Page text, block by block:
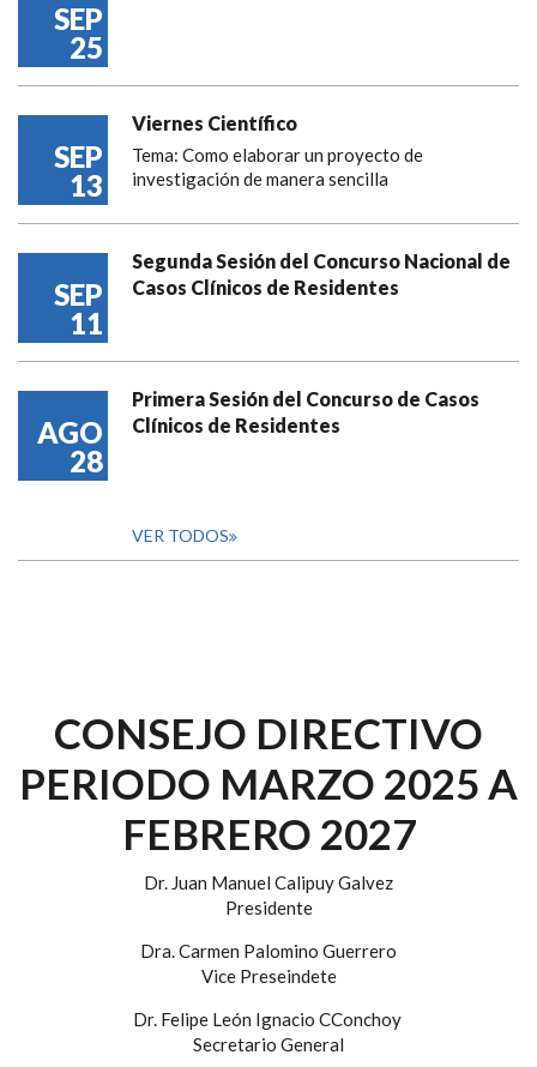
SEP
25
SEP
13
Viernes Científico
Tema: Como elaborar un proyecto de
investigación de manera sencilla
SEP
11
Segunda Sesión del Concurso Nacional de
Casos Clínicos de Residentes
AGO
28
Primera Sesión del Concurso de Casos
Clínicos de Residentes
VER TODOS
CONSEJO DIRECTIVO
PERIODO MARZO 2025 A
FEBRERO 2027
Dr. Juan Manuel Calipuy Galvez
Presidente
Dra. Carmen Palomino Guerrero
Vice Preseindete
Dr. Felipe León Ignacio CConchoy
Secretario General